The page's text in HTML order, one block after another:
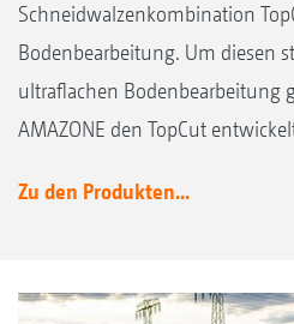
Schneidwalzenkombination
Bodenbearbeitung. Um diesen
ultraflachen Bodenbearbeitung
AMAZONE den TopCut
Zu den Produkten...